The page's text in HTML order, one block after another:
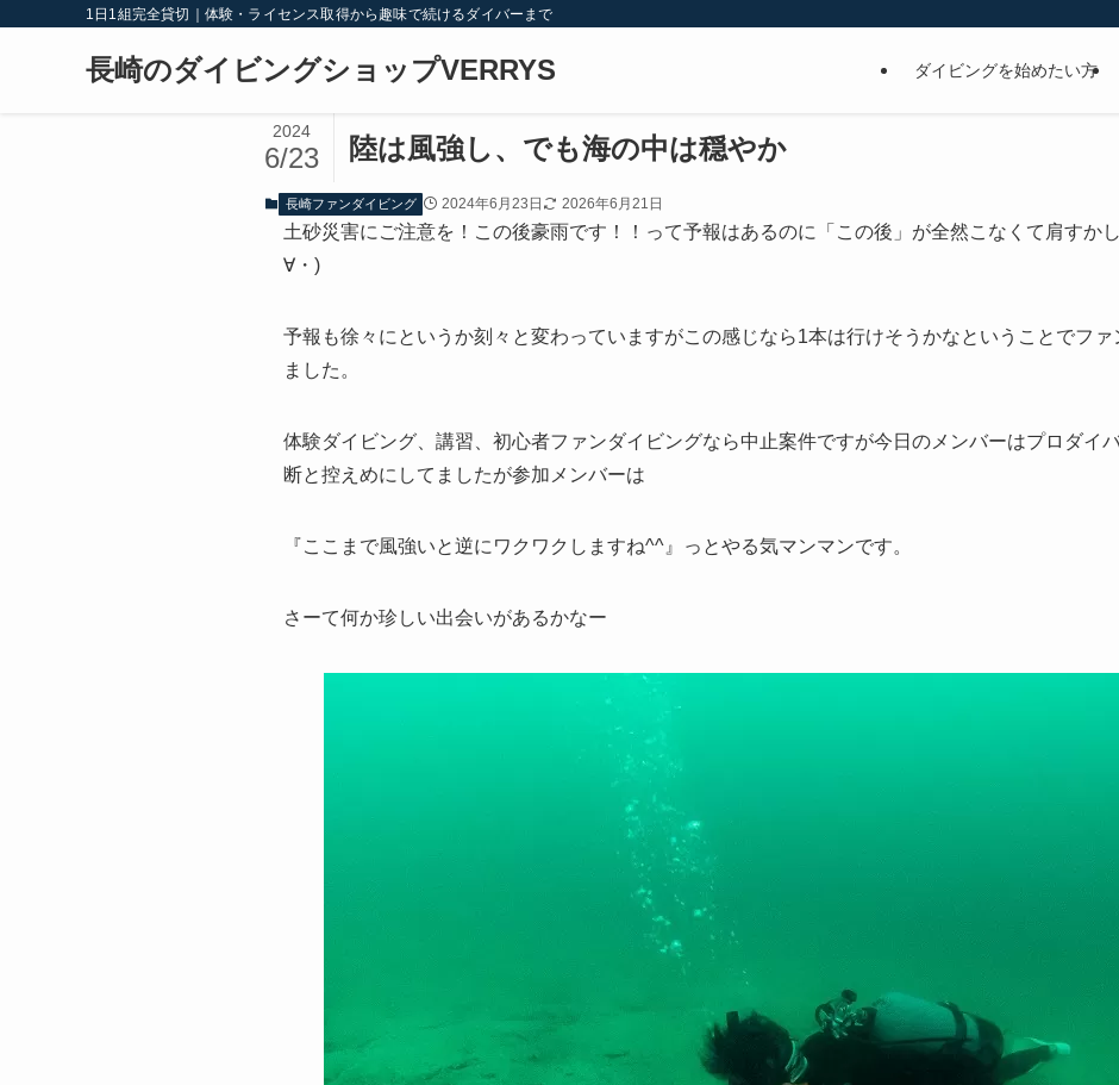
1日1組完全貸切｜体験・ライセンス取得から趣味で続けるダイバーまで
長崎のダイビングショップVERRYS ダイビングを始めたい方
陸は風強し、でも海の中は穏やか
2024
6/23
長崎ファンダイビング 2024年6月23日 2026年6月21日
土砂災害にご注意を！この後豪雨です！！って予報はあるのに「この後」が全然こなくて肩すか
∀・)
予報も徐々にというか刻々と変わっていますがこの感じなら1本は行けそうかなということでファ
ました。
体験ダイビング、講習、初心者ファンダイビングなら中止案件ですが今日のメンバーはプロダイ
断と控えめにしてましたが参加メンバーは
『ここまで風強いと逆にワクワクしますね^^』っとやる気マンマンです。
さーて何か珍しい出会いがあるかなー